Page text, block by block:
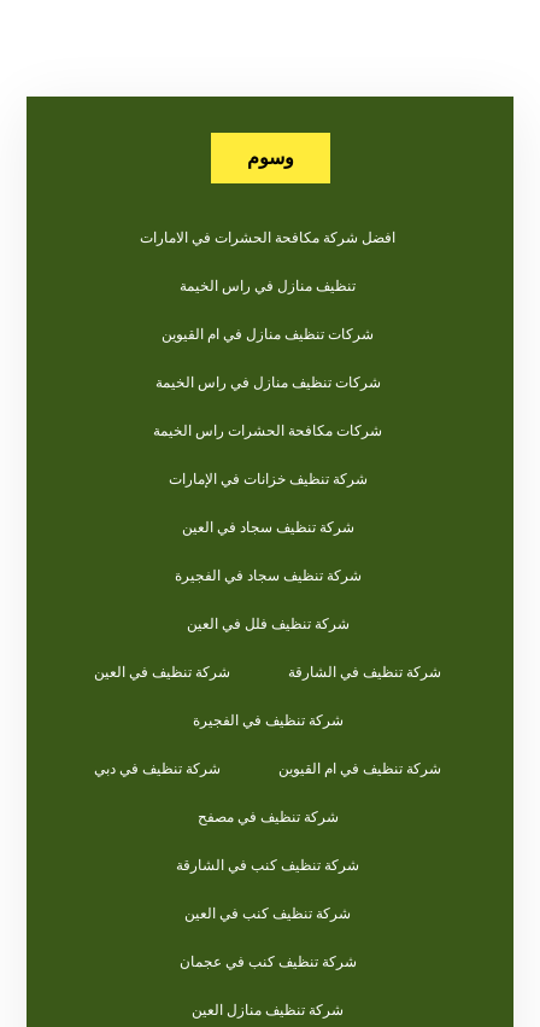
وسوم
افضل شركة مكافحة الحشرات في الامارات
تنظيف منازل في راس الخيمة
شركات تنظيف منازل في ام القيوين
شركات تنظيف منازل في راس الخيمة
شركات مكافحة الحشرات راس الخيمة
شركة تنظيف خزانات في الإمارات
شركة تنظيف سجاد في العين
شركة تنظيف سجاد في الفجيرة
شركة تنظيف فلل في العين
شركة تنظيف في الشارقة شركة تنظيف في العين
شركة تنظيف في الفجيرة
شركة تنظيف في ام القيوين شركة تنظيف في دبي
شركة تنظيف في مصفح
شركة تنظيف كنب في الشارقة
شركة تنظيف كنب في العين
شركة تنظيف كنب في عجمان
شركة تنظيف منازل العين